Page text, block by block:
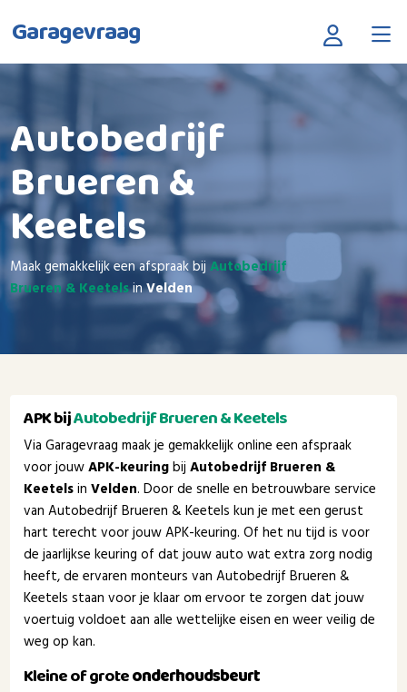
Garagevraag
Autobedrijf
Brueren &
Keetels
Maak gemakkelijk een afspraak bijAutobedrijf
Brueren & KeetelsinVelden
APK bijAutobedrijf Brueren & Keetels
Via Garagevraag maak je gemakkelijk online een afspraak
voor jouwAPK-keuringbijAutobedrijf Brueren &
KeetelsinVelden. Door de snelle en betrouwbare service
van Autobedrijf Brueren & Keetels kun je met een gerust
hart terecht voor jouw APK-keuring. Of het nu tijd is voor
de jaarlijkse keuring of dat jouw auto wat extra zorg nodig
heeft, de ervaren monteurs van Autobedrijf Brueren &
Keetels staan voor je klaar om ervoor te zorgen dat jouw
voertuig voldoet aan alle wettelijke eisen en weer veilig de
weg op kan.
Kleine of groteonderhoudsbeurt